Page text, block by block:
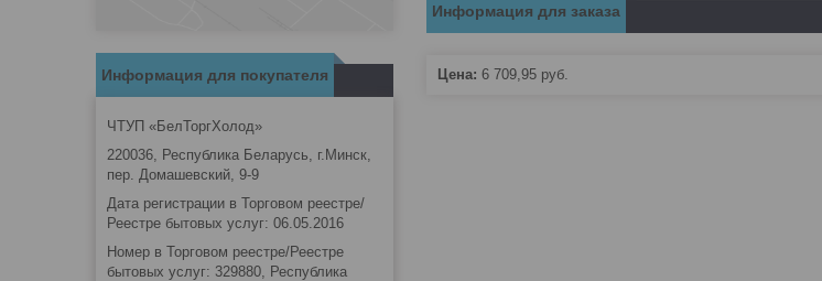
Информация для заказа
Цена: 6 709,95 руб.
Информация для покупателя
ЧТУП «БелТоргХолод»
220036, Республика Беларусь, г.Минск,
пер. Домашевский, 9-9
Дата регистрации в Торговом реестре/
Реестре бытовых услуг: 06.05.2016
Номер в Торговом реестре/Реестре
бытовых услуг: 329880, Республика